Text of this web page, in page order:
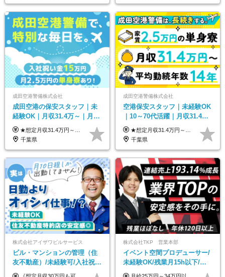
成田空港警備株式会社
成田空港の保安スタッフ｜未
経験OK｜月収31.4万～｜月
2.5万の単身寮｜住宅手当&家
族手当｜入社祝い金15万
★想定月収31.4万円～＋賞与年2回（59万円以上） ★入社お祝い金15万円支給 ★水道+光熱費無料の家賃がリーズナブルな社員寮(単身寮)あり！ ★住宅手当&家族手当あり 月給24万5000円以上(基本給21万1000円＋業務別手当35,000円)＋賞与年2回（賞与支給額：59万円以上を想定）＋残業代全額 ※みなし残業なし！残業代は全額支給します。 ※資格手当・深夜手当など、様々な手当をご用意しています。 ※入社お祝い金は１か月経過後、3ヶ月経過後、6ヶ月経過後に各5万円ずつ給与に加算して支給いたします。 ※指定の検定資格をお持ちの方には別途手当を支給します。入社後に取得した場合は給与に加算し支給します。 ・施設警備 1級7,000円 2級4,000円 ・交通誘導 1級7,000円 2級4,000円 ・雑踏警備 1級7,000円 2級4,000円 など
千葉県
成田空港警備株式会社
空港保安スタッフ｜未経験OK
｜10～70代活躍｜月収31.4万
&賞与年2回｜家族・住宅手当
｜光熱費0円の単身寮
★想定月収31.4万円～＋賞与年2回（59万円以上） ★入社お祝い金15万円支給 ★水道+光熱費無料の家賃がリーズナブルな社員寮(単身寮)あり！ 月給24万5000円以上(基本給21万1000円＋業務別手当35,000円)＋賞与年2回（賞与支給額：59万円以上を想定）＋残業代全額 ※みなし残業なし！残業代は全額支給します。 ※資格手当・深夜手当など、様々な手当をご用意しています。 ※入社お祝い金は１か月経過後、3ヶ月経過後、6ヶ月経過後に各5万円ずつ給与に加算して支給いたします。 ※指定の検定資格をお持ちの方には別途手当を支給します。入社後に取得した場合は給与に加算し支給します。 ・施設警備 1級7,000円 2級4,000円 ・交通誘導 1級7,000円 2級4,000円 ・雑踏警備 1級7,000円 2級4,000円 など
千葉県
株式会社アイザワビルサービス
ビル・マンションの管理（住
友不動産）/未経験可/入社祝い
金10万円/月収30万円可/40～
株式会社TKP 営業本部
イベント空間プロデューサー/
未経験OK/残業月15h以下/豊
富な福利厚生/全国募集/平均有